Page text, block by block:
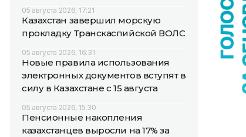
05 августа 2026, 17:21
Казахстан завершил морскую
прокладку Транскаспийской ВОЛС
05 августа 2026, 16:31
Новые правила использования
электронных документов вступят в
силу в Казахстане с 15 августа
05 августа 2026, 15:30
Пенсионные накопления
казахстанцев выросли на 17% за